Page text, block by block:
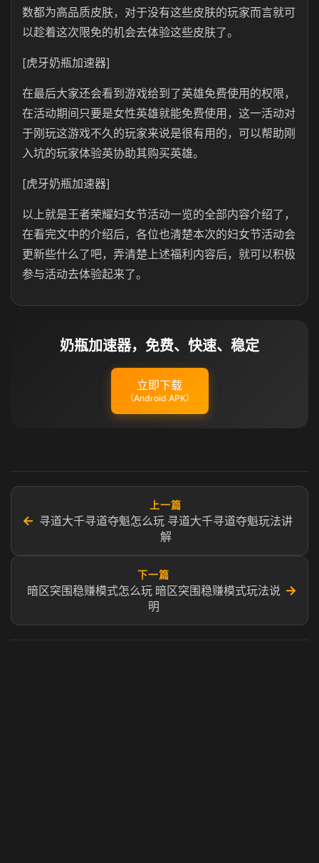
数都为高品质皮肤，对于没有这些皮肤的玩家而言就可
以趁着这次限免的机会去体验这些皮肤了。
[虎牙奶瓶加速器]
在最后大家还会看到游戏给到了英雄免费使用的权限，
在活动期间只要是女性英雄就能免费使用，这一活动对
于刚玩这游戏不久的玩家来说是很有用的，可以帮助刚
入坑的玩家体验英协助其购买英雄。
[虎牙奶瓶加速器]
以上就是王者荣耀妇女节活动一览的全部内容介绍了，
在看完文中的介绍后，各位也清楚本次的妇女节活动会
更新些什么了吧，弄清楚上述福利内容后，就可以积极
参与活动去体验起来了。
奶瓶加速器，免费、快速、稳定
立即下载
（Android APK）
←
上一篇
寻道大千寻道夺魁怎么玩 寻道大千寻道夺魁玩法讲
解
下一篇
暗区突围稳赚模式怎么玩 暗区突围稳赚模式玩法说
明
→